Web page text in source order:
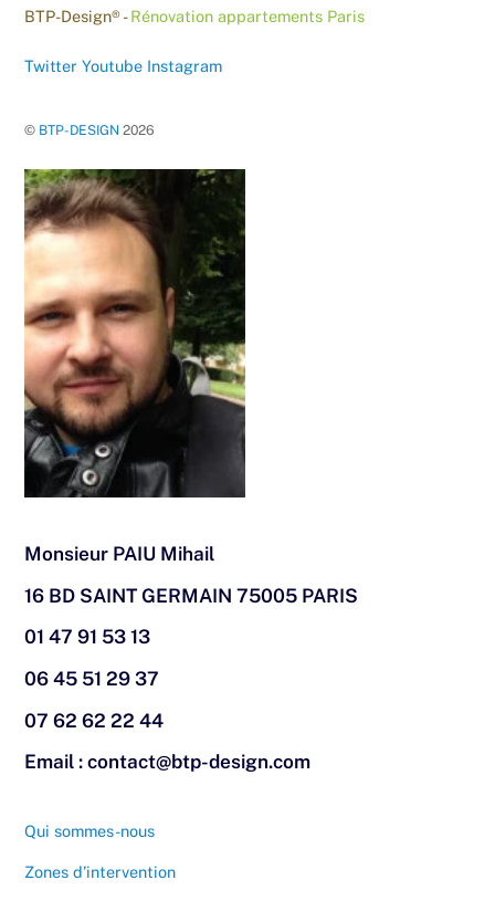
BTP-Design® -Rénovation appartements Paris
Twitter Youtube Instagram
© BTP-DESIGN 2026
Monsieur PAIU Mihail
16 BD SAINT GERMAIN 75005 PARIS
01 47 91 53 13
06 45 51 29 37
07 62 62 22 44
Email : contact@btp-design.com
Qui sommes-nous
Zones d’intervention